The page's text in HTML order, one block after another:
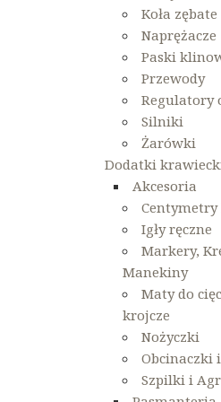
Koła zębate
Naprężacze
Paski
Przewody
Regulatory
Silniki
Żarówki
Dodatki
Akcesoria
Igły ręczne
Markery,
Manekiny
Maty do
krojcze
Nożyczki
Obcinaczki
Szpilki i